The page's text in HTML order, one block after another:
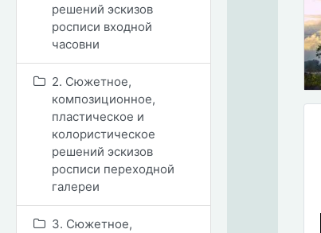
решений эскизов
росписи входной
часовни
2. Сюжетное,
композиционное,
пластическое и
колористическое
решений эскизов
росписи переходной
галереи
3. Сюжетное,